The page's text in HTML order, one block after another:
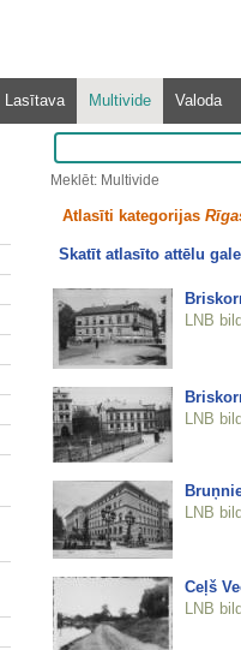
Lasītava Multivide Valoda
Meklēt: Multivide
Atlasīti kategorijas
Skatīt atlasīto attēlu
LNB
LNB
LNB
Ceļš
LNB